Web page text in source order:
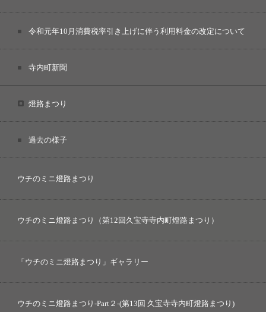
令和元年10月消費税率引き上げに伴う利用料金の改定について
寺内町新聞
燈路まつり
過去の様子
ウチのミニ燈路まつり
ウチのミニ燈路まつり（第12回久宝寺寺内町燈路まつり）
「ウチのミニ燈路まつり」ギャラリー
ウチのミニ燈路まつり-Part２-(第13回 久宝寺寺内町燈路まつり)